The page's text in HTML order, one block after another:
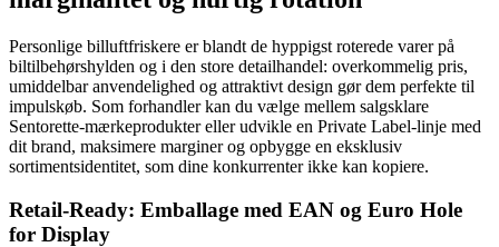
Personlige billuftfriskere er blandt de hyppigst roterede varer på
biltilbehørshylden og i den store detailhandel: overkommelig pris,
umiddelbar anvendelighed og attraktivt design gør dem perfekte til
impulskøb. Som forhandler kan du vælge mellem salgsklare
Sentorette-mærkeprodukter eller udvikle en Private Label-linje med
dit brand, maksimere marginer og opbygge en eksklusiv
sortimentsidentitet, som dine konkurrenter ikke kan kopiere.
Retail-Ready: Emballage med EAN og Euro Hole
for Display